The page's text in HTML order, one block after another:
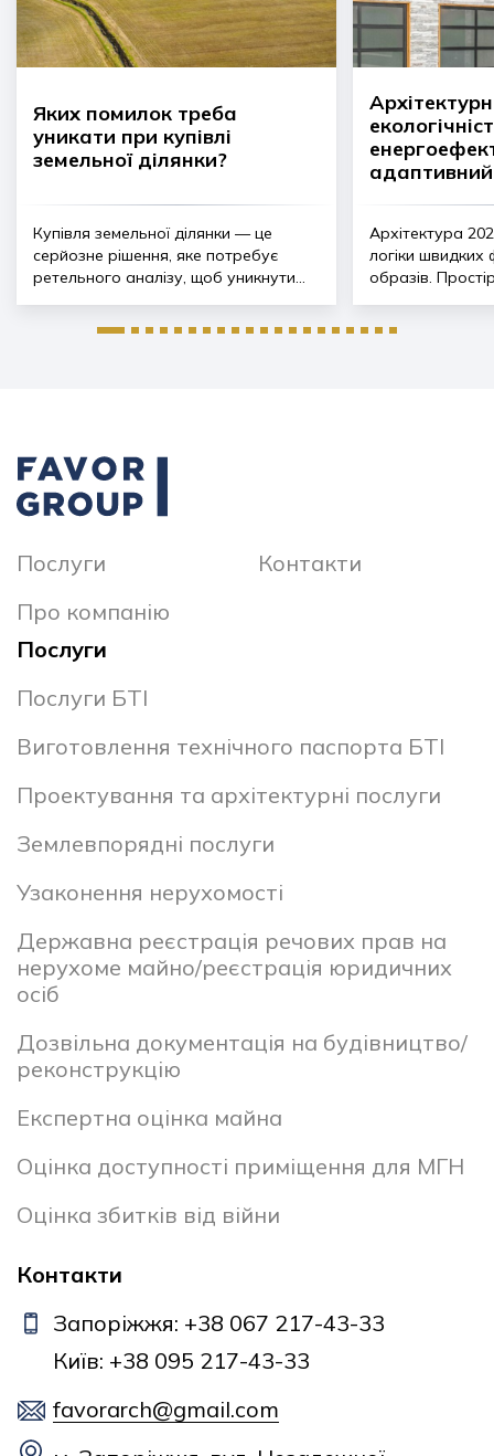
Яких помилок треба
уникати при купівлі
земельної ділянки?
Купівля земельної ділянки — це
серйозне рішення, яке потребує
ретельного аналізу, щоб уникнути...
Архітектура
логіки швидких
образів.
Послуги
Про компанію
Контакти
Послуги
Послуги БТІ
Виготовлення технічного паспорта БТІ
Проектування та архітектурні послуги
Землевпорядні послуги
Узаконення нерухомості
Державна реєстрація речових прав на
нерухоме майно/реєстрація юридичних
осіб
Дозвільна документація на будівництво/
реконструкцію
Експертна оцінка майна
Оцінка доступності приміщення для МГН
Оцінка збитків від війни
Контакти
Запоріжжя: +38 067 217-43-33
Київ: +38 095 217-43-33
favorarch@gmail.com